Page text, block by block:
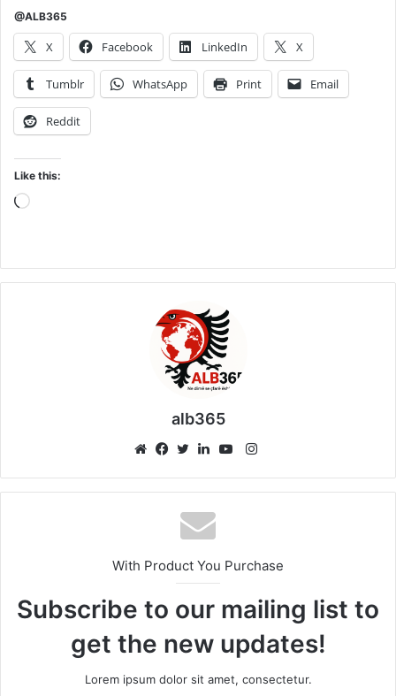
@ALB365
X Facebook LinkedIn X
Tumblr WhatsApp Print Email
Reddit
Like this:
Loading…
alb365
Instagram
With Product You Purchase
Subscribe to our mailing list to
get the new updates!
Lorem ipsum dolor sit amet, consectetur.